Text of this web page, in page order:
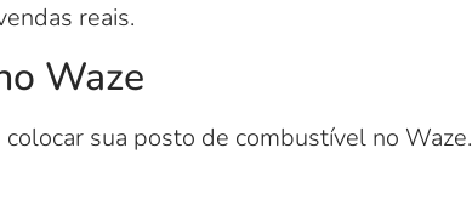
reais.
Waze
sua posto de combustível no Waze.